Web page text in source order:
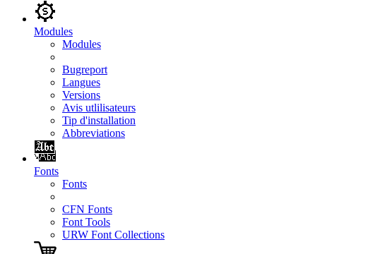
Modules
Modules
Bugreport
Langues
Versions
Avis utlilisateurs
Tip d'installation
Abbreviations
Fonts
Fonts
CFN Fonts
Font Tools
URW Font Collections